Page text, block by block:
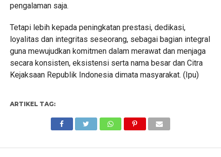
pengalaman saja.
Tetapi lebih kepada peningkatan prestasi, dedikasi,
loyalitas dan integritas seseorang, sebagai bagian integral
guna mewujudkan komitmen dalam merawat dan menjaga
secara konsisten, eksistensi serta nama besar dan Citra
Kejaksaan Republik Indonesia dimata masyarakat. (Ipu)
ARTIKEL TAG: